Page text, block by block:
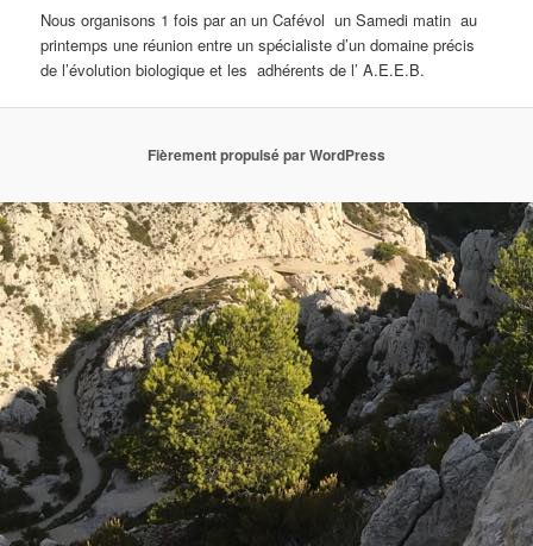
Nous organisons 1 fois par an un Cafévol un Samedi matin au
printemps une réunion entre un spécialiste d’un domaine précis
de l’évolution biologique et les adhérents de l’ A.E.E.B.
Fièrement propulsé par WordPress